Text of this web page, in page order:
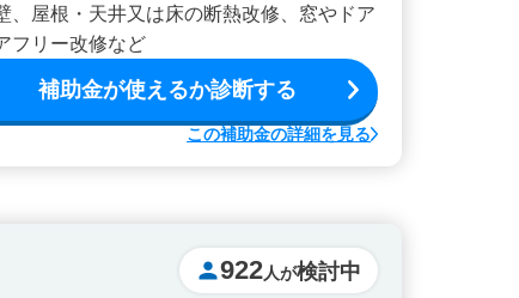
屋根・天井又は床の断熱改修、窓やドア
フリー改修など
補助金が使えるか診断する
この補助金の詳細を見る
922人が検討中